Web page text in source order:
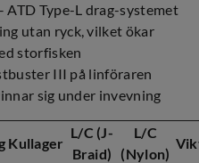
ATD Type-L drag-systemet
utan ryck, vilket ökar
storfisken
III på linföraren
sig under invevning
Kullager
L/C (J-
Braid)
L/C
(Nylon)